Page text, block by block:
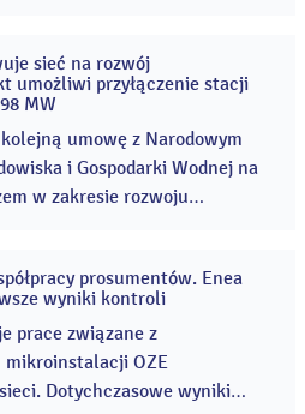
sieci. ...
27
lip
sieć na rozwój
umożliwi przyłączenie stacji
MW
umowę z Narodowym
i Gospodarki Wodnej na
w zakresie rozwoju
14
prosumentów. Enea
wyniki kontroli
prace związane z
OZE
Dotychczasowe wyniki